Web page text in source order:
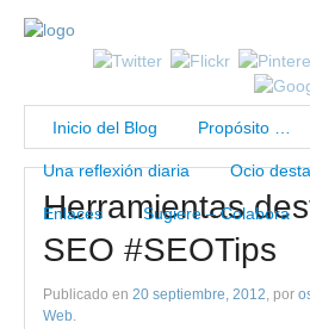
Inicio del Blog Propósito …
Una reflexión diaria Ocio
Enlaces Sugiere – Colabora
Herramientas
SEO #SEOTips
Publicado en 20 septiembre, 2012, por
Web.